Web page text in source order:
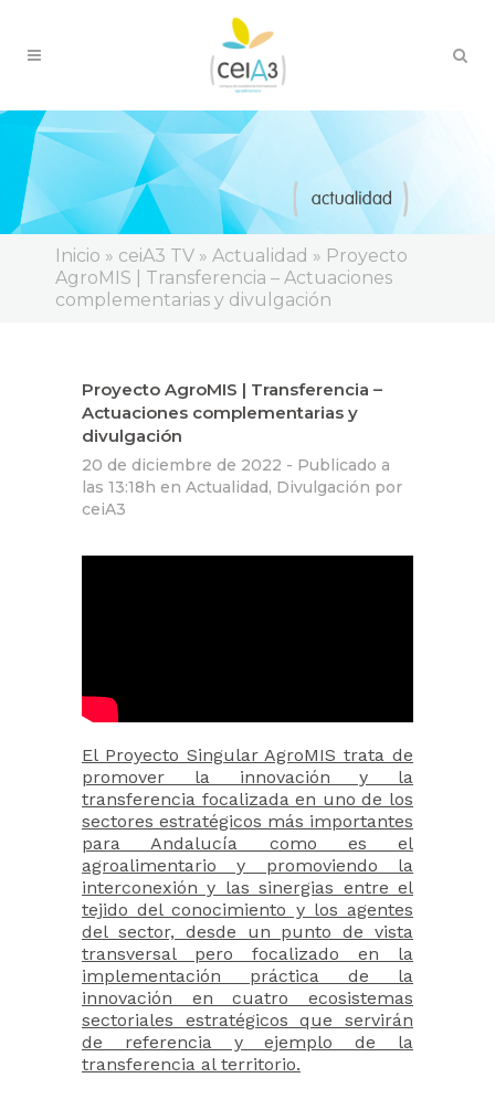
Inicio » ceiA3 TV » Actualidad » Proyecto
AgroMIS | Transferencia – Actuaciones
complementarias y divulgación
Proyecto AgroMIS | Transferencia –
Actuaciones complementarias y
divulgación
20 de diciembre de 2022 - Publicado a
las 13:18h en Actualidad, Divulgación por
ceiA3
El Proyecto Singular AgroMIS trata de
promover la innovación y la
transferencia focalizada en uno de los
sectores estratégicos más importantes
para Andalucía como es el
agroalimentario y promoviendo la
interconexión y las sinergias entre el
tejido del conocimiento y los agentes
del sector, desde un punto de vista
transversal pero focalizado en la
implementación práctica de la
innovación en cuatro ecosistemas
sectoriales estratégicos que servirán
de referencia y ejemplo de la
transferencia al territorio.